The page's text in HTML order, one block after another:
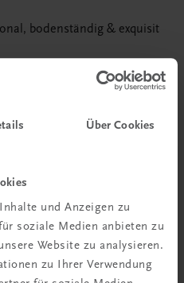
Über Cookies
und Anzeigen zu
soziale Medien anbieten zu
Website zu analysieren.
zu Ihrer Verwendung
bodenständig & exquisit